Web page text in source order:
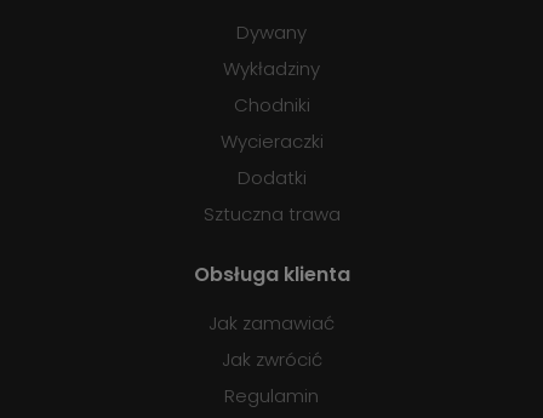
Dywany
Wykładziny
Chodniki
Wycieraczki
Dodatki
Sztuczna trawa
Obsługa klienta
Jak zamawiać
Jak zwrócić
Regulamin